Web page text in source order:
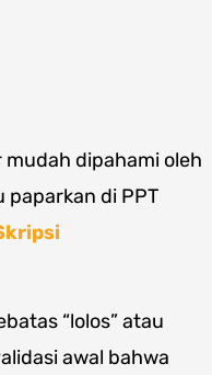
dipahami oleh
di PPT
“lolos” atau
awal bahwa